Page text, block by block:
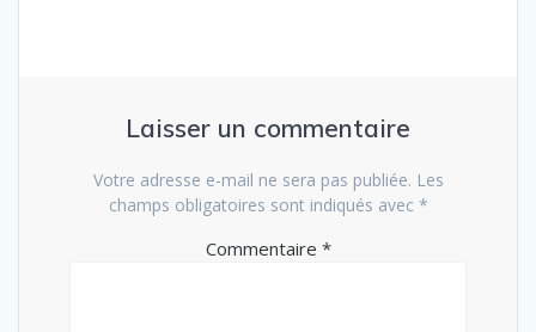
Laisser un commentaire
Votre adresse e-mail ne sera pas publiée. Les
champs obligatoires sont indiqués avec *
Commentaire *